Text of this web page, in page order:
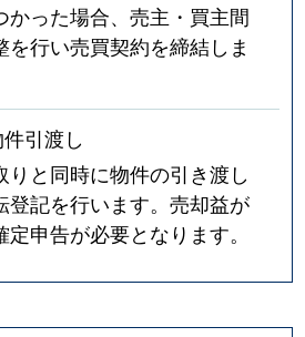
かった場合、売主・買主間
を行い売買契約を締結しま
引渡し
りと同時に物件の引き渡し
登記を行います。売却益が
申告が必要となります。